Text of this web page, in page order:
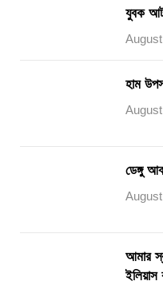
যুবক
হাম
ডেঙ্গু
আমার
ইলিয়াস